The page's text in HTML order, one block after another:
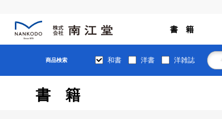
書 籍
商品検索 和書 洋書 洋雑誌
書籍